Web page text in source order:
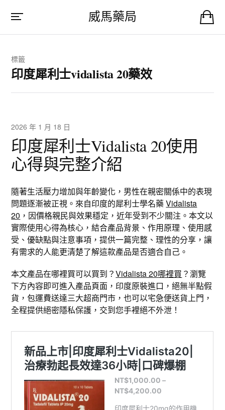
威馬藥局
標籤
印度犀利士vidalista 20藥效
2026 年 1 月 18 日
印度犀利士Vidalista 20使用
心得與完整介紹
隨著生活壓力增加與年齡變化，男性在親密關係中的表現
問題逐漸被正視。來自印度的犀利士學名藥Vidalista
20 ，因價格親民與效果穩定，近年受到不少關注。本文以
實際使用心得為核心，結合產品背景、作用原理、使用感
受、優缺點與注意事項，提供一篇完整、理性的分享，讓
有需求的人能更清楚了解這款產品是否適合自己。
本文產品在哪裡買可以買到？Vidalista 20哪裡買 ？瀏覽
下方內容即可進入產品頁面，印度原裝進口，絕無半點假
貨，包運費送達三大超商門市，也可以宅急便送貨上門，
全程提供絕密隱私保護，交到您手裡絕不外泄！